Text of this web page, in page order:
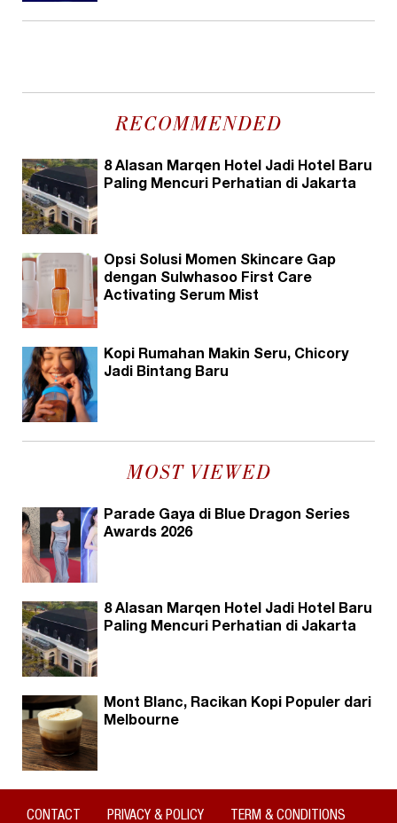
RECOMMENDED
8 Alasan Marqen Hotel Jadi Hotel Baru
Paling Mencuri Perhatian di Jakarta
Opsi Solusi Momen Skincare Gap
dengan Sulwhasoo First Care
Activating Serum Mist
Kopi Rumahan Makin Seru, Chicory
Jadi Bintang Baru
MOST VIEWED
Parade Gaya di Blue Dragon Series
Awards 2026
8 Alasan Marqen Hotel Jadi Hotel Baru
Paling Mencuri Perhatian di Jakarta
Mont Blanc, Racikan Kopi Populer dari
Melbourne
CONTACT PRIVACY & POLICY TERM & CONDITIONS